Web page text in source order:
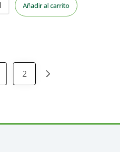
Añadir al carrito
2